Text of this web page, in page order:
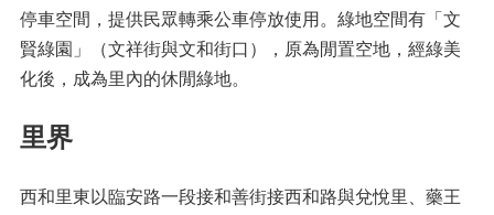
停車空間，提供民眾轉乘公車停放使用。綠地空間有「文
賢綠園」（文祥街與文和街口），原為閒置空地，經綠美
化後，成為里內的休閒綠地。
里界
西和里東以臨安路一段接和善街接西和路與兌悅里、藥王